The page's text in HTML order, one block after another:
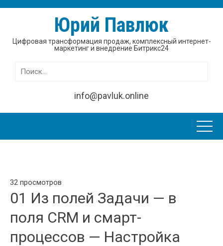
Юрий Павлюк
Цифровая трансформация продаж, комплексный интернет-
маркетинг и внедрение Битрикс24
Найти:
info@pavluk.online
32 просмотров
01 Из полей Задачи — в
поля CRM и смарт-
процессов — Настройка